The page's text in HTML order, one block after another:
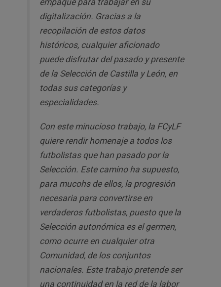
empaque para trabajar en su
digitalización. Gracias a la
recopilación de estos datos
históricos, cualquier aficionado
puede disfrutar del pasado y presente
de la Selección de Castilla y León, en
todas sus categorías y
especialidades.
Con este minucioso trabajo, la FCyLF
quiere rendir homenaje a todos los
futbolistas que han pasado por la
Selección. Este camino ha supuesto,
para mucohs de ellos, la progresión
necesaria para convertirse en
verdaderos futbolistas, puesto que la
Selección autonómica es el germen,
como ocurre en cualquier otra
Comunidad, de los conjuntos
nacionales. Este trabajo pretende ser
una continuidad en la red de la labor